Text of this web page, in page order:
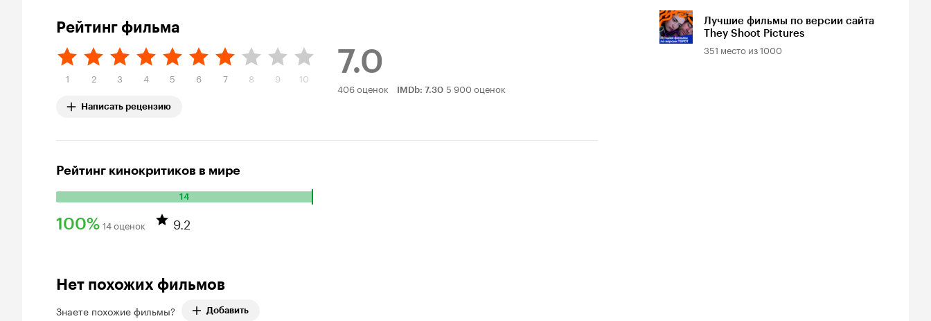
Рейтинг фильма
1 2 3 4 5 6 7 8 9 10
Написать рецензию
7.0
Рейтинг
406 оценок IMDb: 7.30 5 900 оценок
Рейтинг кинокритиков в мире
14
Количество положительных оценок: 14.
100% 14 оценок 9.2
Нет похожих фильмов
Знаете похожие фильмы? Добавить
Лучшие фильмы по версии сайта
They Shoot Pictures
351 место из1000